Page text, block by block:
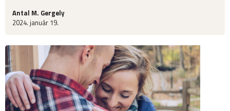
Antal M. Gergely
2024. január 19.